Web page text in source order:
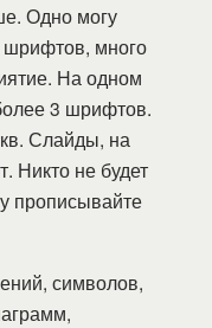
Одно могу
шрифтов, много
На одном
3 шрифтов.
Слайды, на
Никто не будет
прописывайте
символов,